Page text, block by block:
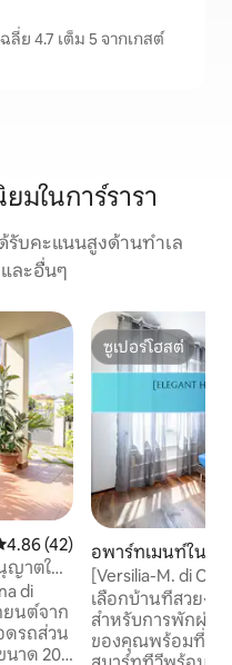
ลี่ย 4.7 เต็ม 5 จากเกสต์
ในการ์รารา
รับคะแนนสูงด้านทำเล
ละอื่นๆ
แนนเฉลี่ย 4.86 จาก 5, 42 รีวิว
4.86 (42)
ญาตให้
di
ดรถส่วน
นาด 200
ซูเปอร์โฮสต์
ซูเปอร์โฮสต์
อพาร์ทเมนท์ใน กา
[Versilia-M. di
นอน
เลือกบ้านที่สวยงาม
สำหรับการพักผ่อ
ของคุณพร้อมที่จอ